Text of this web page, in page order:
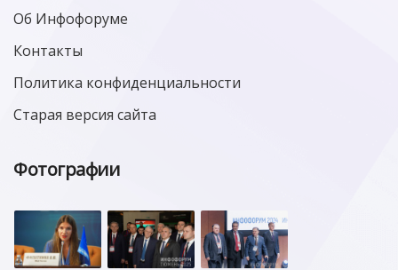
Об Инфофоруме
Контакты
Политика конфиденциальности
Старая версия сайта
Фотографии